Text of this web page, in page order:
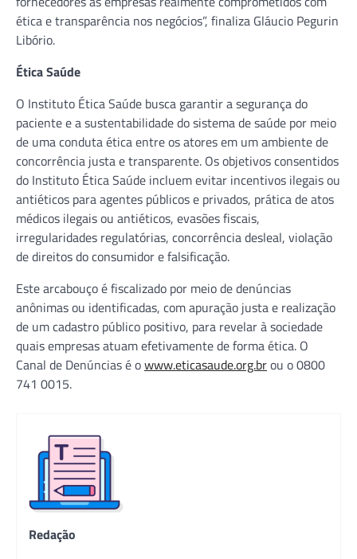
ética e transparência nos negócios”, finaliza Gláucio Pegurin
Libório.
Ética Saúde
O Instituto Ética Saúde busca garantir a segurança do
paciente e a sustentabilidade do sistema de saúde por meio
de uma conduta ética entre os atores em um ambiente de
concorrência justa e transparente. Os objetivos consentidos
do Instituto Ética Saúde incluem evitar incentivos ilegais ou
antiéticos para agentes públicos e privados, prática de atos
médicos ilegais ou antiéticos, evasões fiscais,
irregularidades regulatórias, concorrência desleal, violação
de direitos do consumidor e falsificação.
Este arcabouço é fiscalizado por meio de denúncias
anônimas ou identificadas, com apuração justa e realização
de um cadastro público positivo, para revelar à sociedade
quais empresas atuam efetivamente de forma ética. O
Canal de Denúncias é owww.eticasaude.org.brou o 0800
741 0015.
Redação